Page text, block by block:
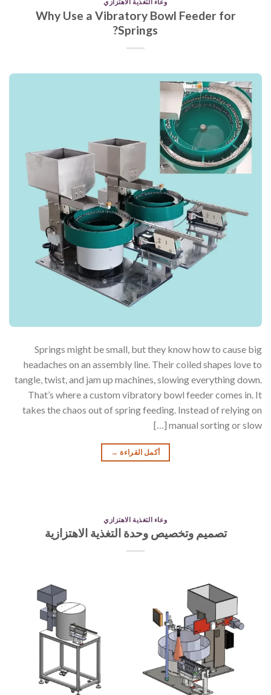
وعاء التغذية الاهتزازي
Why Use a Vibratory Bowl Feeder for
Springs?
Springs might be small, but they know how to cause big
headaches on an assembly line. Their coiled shapes love to
tangle, twist, and jam up machines, slowing everything down.
That’s where a custom vibratory bowl feeder comes in. It
takes the chaos out of spring feeding. Instead of relying on
manual sorting or slow […]
أكمل القراءة →
وعاء التغذية الاهتزازي
تصميم وتخصيص وحدة التغذية الاهتزازية